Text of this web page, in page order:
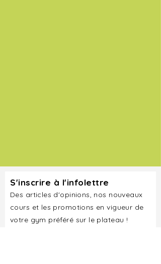
S'inscrire à l'infolettre
Des articles d'opinions, nos nouveaux
cours et les promotions en vigueur de
votre gym préféré sur le plateau !